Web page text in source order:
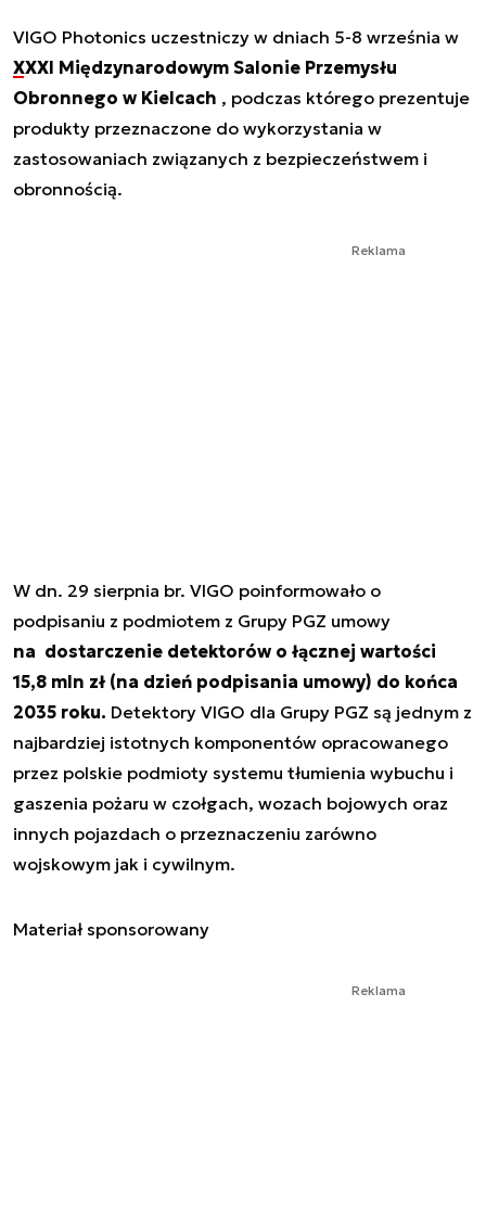
VIGO Photonics uczestniczy w dniach 5-8 września w
XXXI Międzynarodowym Salonie Przemysłu
Obronnego w Kielcach , podczas którego prezentuje
produkty przeznaczone do wykorzystania w
zastosowaniach związanych z bezpieczeństwem i
obronnością.
Reklama
W dn. 29 sierpnia br. VIGO poinformowało o
podpisaniu z podmiotem z Grupy PGZ umowy
na dostarczenie detektorów o łącznej wartości
15,8 mln zł (na dzień podpisania umowy) do końca
2035 roku. Detektory VIGO dla Grupy PGZ są jednym z
najbardziej istotnych komponentów opracowanego
przez polskie podmioty systemu tłumienia wybuchu i
gaszenia pożaru w czołgach, wozach bojowych oraz
innych pojazdach o przeznaczeniu zarówno
wojskowym jak i cywilnym.
Materiał sponsorowany
Reklama